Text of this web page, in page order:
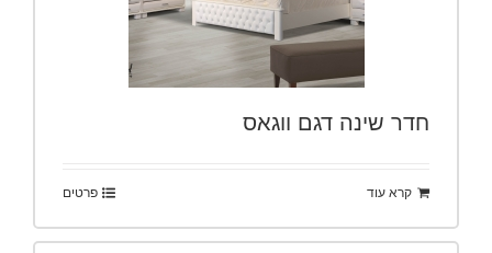
חדר שינה דגם ווגאס
קרא עוד פרטים